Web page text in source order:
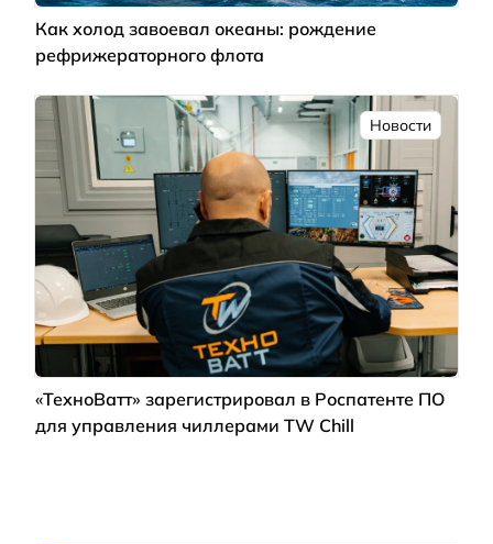
Как холод завоевал океаны: рождение
рефрижераторного флота
Новости
«ТехноВатт» зарегистрировал в Роспатенте ПО
для управления чиллерами TW Chill